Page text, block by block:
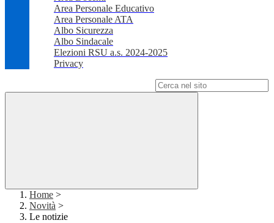
Area Personale Educativo
Area Personale ATA
Albo Sicurezza
Albo Sindacale
Elezioni RSU a.s. 2024-2025
Privacy
Home >
Novità >
Le notizie